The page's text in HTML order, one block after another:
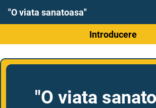
"O viata sanatoasa"
Introducere
"O viata